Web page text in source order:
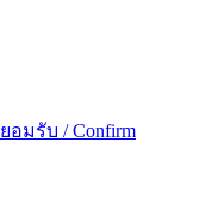
ยอมรับ / Confirm